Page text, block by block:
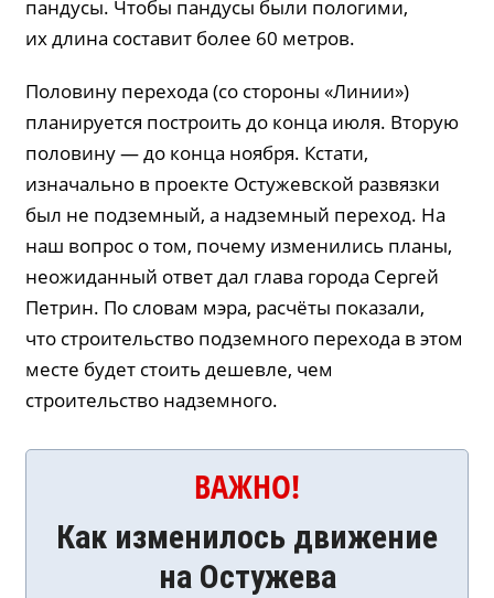
пандусы. Чтобы пандусы были пологими,
их длина составит более 60 метров.
Половину перехода (со стороны «Линии»)
планируется построить до конца июля. Вторую
половину — до конца ноября. Кстати,
изначально в проекте Остужевской развязки
был не подземный, а надземный переход. На
наш вопрос о том, почему изменились планы,
неожиданный ответ дал глава города Сергей
Петрин. По словам мэра, расчёты показали,
что строительство подземного перехода в этом
месте будет стоить дешевле, чем
строительство надземного.
ВАЖНО!
Как изменилось движение
на Остужева